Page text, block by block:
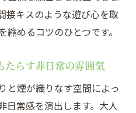
接キスのような遊び心を取
めるコツのひとつです。
たらす非日常の雰囲気
と煙が織りなす空間によっ
日常感を演出します。大人